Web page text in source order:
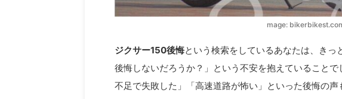
mage:
ジクサー150後悔という検索をしているあなたは、き
後悔しないだろうか？」という不安を抱えていること
不足で失敗した」「高速道路が怖い」といった後悔の声